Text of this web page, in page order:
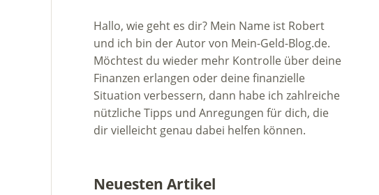
Hallo, wie geht es dir? Mein Name ist Robert
und ich bin der Autor von Mein-Geld-Blog.de.
Möchtest du wieder mehr Kontrolle über deine
Finanzen erlangen oder deine finanzielle
Situation verbessern, dann habe ich zahlreiche
nützliche Tipps und Anregungen für dich, die
dir vielleicht genau dabei helfen können.
Neuesten Artikel